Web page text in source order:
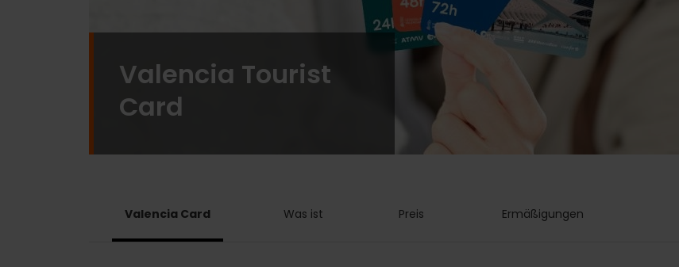
Valencia Tourist
Card
Valencia Card Was ist Preis Ermäßigungen